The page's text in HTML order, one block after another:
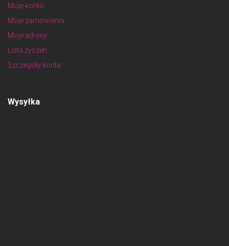
Moje konto
Moje zamówienia
Moje adresy
Lista życzeń
Szczegóły konta
Wysyłka